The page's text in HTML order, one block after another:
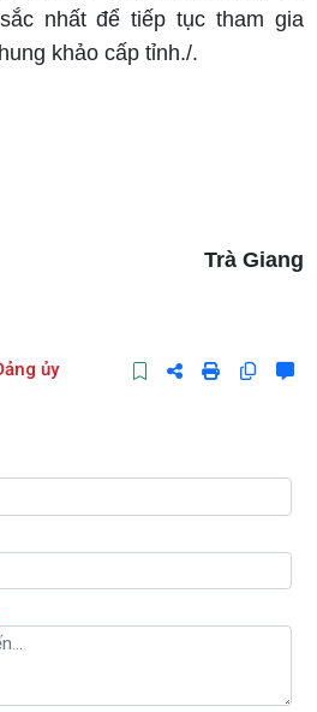
nhất để tiếp tục tham gia
khảo cấp tỉnh./.
Trà Giang
ủy